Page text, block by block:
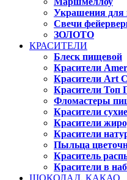
Украшения для
Свечи
ЗОЛОТО
КРАСИТЕЛИ
Блеск пищевой
Красители
Красители Art
Красители Топ
Фломастеры
Красители
Красители
Красители
Пыльца
Краситель
Красители в
ШОКОЛАД, КАКАО